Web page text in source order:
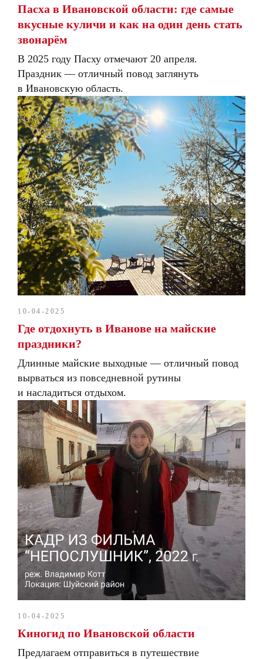
Пасха в Ивановской области: где самые
вкусные куличи и как на один день стать
звонарём
В 2025 году Пасху отмечают 20 апреля.
Праздник — отличный повод заглянуть
в Ивановскую область.
10-04-2025
Где отдохнуть в Иванове на майские
праздники?
Длинные майские выходные — отличный повод
вырваться из повседневной рутины
и насладиться отдыхом.
10-04-2025
Киногид по Ивановской области
Предлагаем отправиться в путешествие